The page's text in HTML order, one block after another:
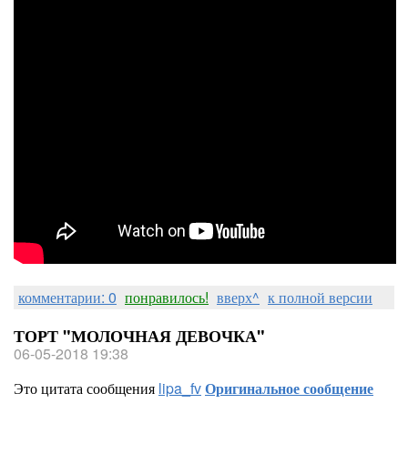
комментарии: 0 понравилось! вверх^ к полной версии
ТОРТ "МОЛОЧНАЯ ДЕВОЧКА"
06-05-2018 19:38
Это цитата сообщения lipa_fvОригинальное сообщение